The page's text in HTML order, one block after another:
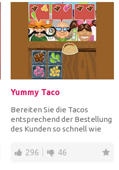
Yummy Taco
Bereiten Sie die Tacos
entsprechend der Bestellung
des Kunden so schnell wie
296 46